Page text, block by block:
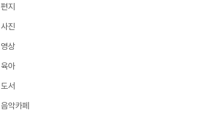
편지
사진
영상
육아
도서
음악카페